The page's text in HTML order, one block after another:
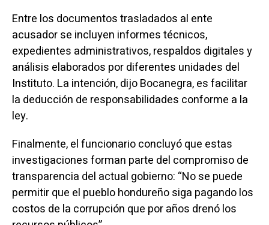
Entre los documentos trasladados al ente
acusador se incluyen informes técnicos,
expedientes administrativos, respaldos digitales y
análisis elaborados por diferentes unidades del
Instituto. La intención, dijo Bocanegra, es facilitar
la deducción de responsabilidades conforme a la
ley.
Finalmente, el funcionario concluyó que estas
investigaciones forman parte del compromiso de
transparencia del actual gobierno: “No se puede
permitir que el pueblo hondureño siga pagando los
costos de la corrupción que por años drenó los